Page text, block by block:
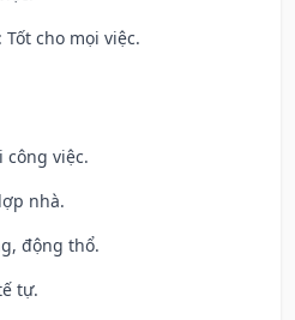
cho mọi việc.
công việc.
nhà.
động thổ.
tự.